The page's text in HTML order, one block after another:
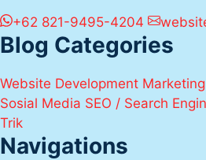
+62 821-9495-4204
Blog Categories
Website Development
Sosial Media SEO / Search
Trik
Navigations